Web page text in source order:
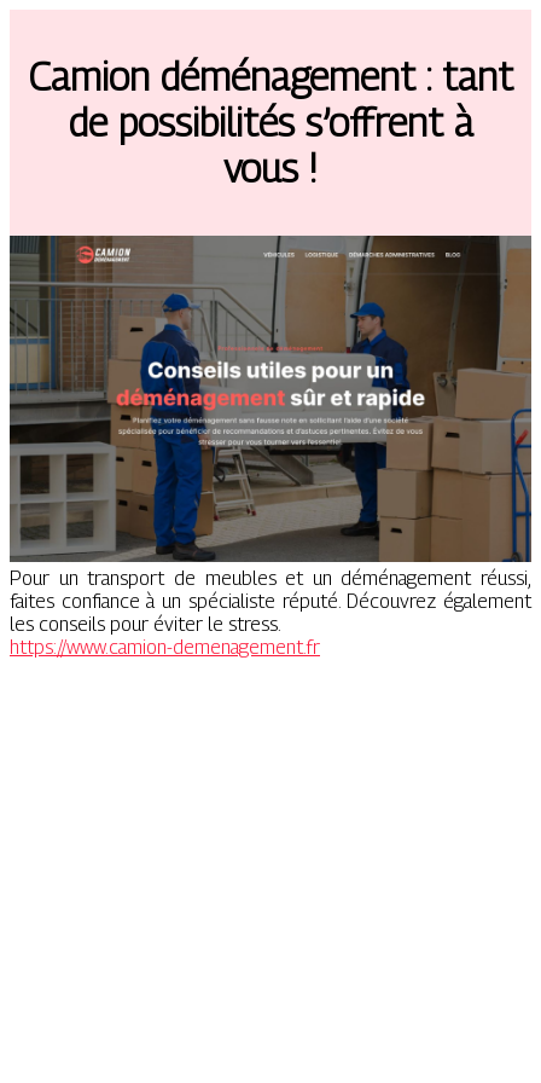
Camion déménagement : tant
de possibilités s’offrent à
vous !
Pour un transport de meubles et un déménagement réussi,
faites confiance à un spécialiste réputé. Découvrez également
les conseils pour éviter le stress.
https://www.camion-demenagement.fr